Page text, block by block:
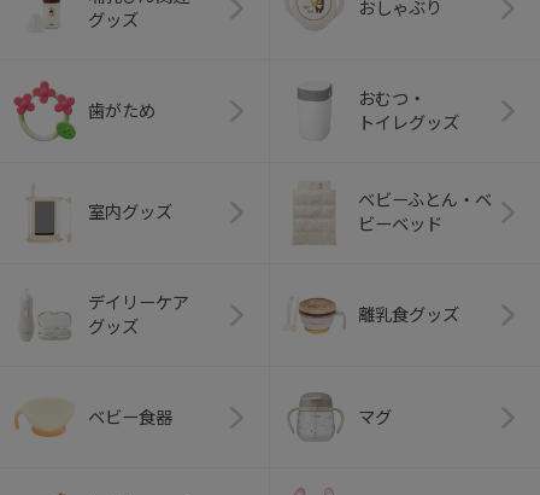
グッズ
おしゃぶり
歯がため
おむつ・
トイレグッズ
室内グッズ
ベビーふとん・ベ
ビーベッド
デイリーケア
グッズ
離乳食グッズ
ベビー食器 マグ